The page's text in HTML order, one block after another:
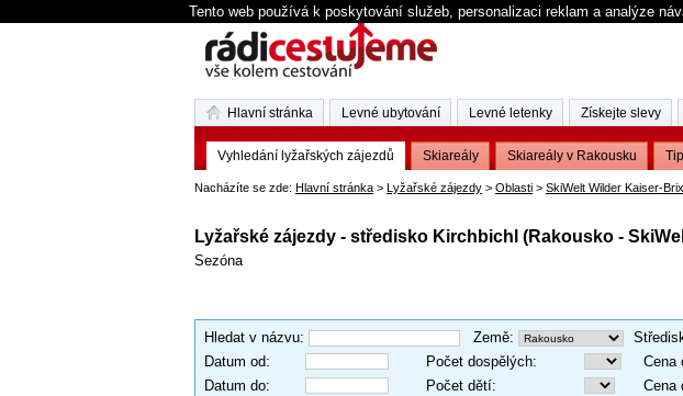
Tento web používá k poskytování služeb, personalizaci reklam a analýze
Nacházíte se zde: Hlavní stránka > Lyžařské zájezdy > Oblasti > SkiWelt Wilder Kaiser-
Lyžařské zájezdy - středisko Kirchbichl (Rakousko -
Sezóna
Hledat v názvu: Země:
Datum od: Počet dospělých: Cena
Datum do: Počet dětí: Cena
Hlavní stránka Levné ubytování Levné letenky Získejte slevy
Vyhledání lyžařských zájezdů Skiareály Skiareály v Rakousku